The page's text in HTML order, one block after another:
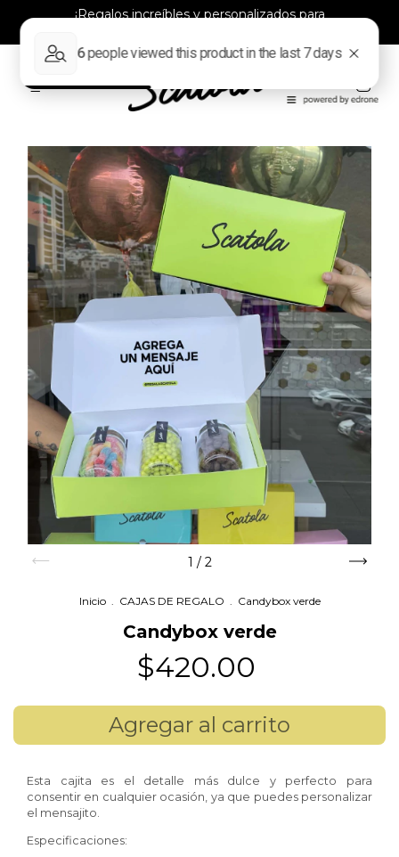
¡Regalos increíbles y personalizados para
1 / 2
Inicio CAJAS DE REGALO Candybox verde
Candybox verde
$420.00
Esta cajita es el detalle más dulce y perfecto para
consentir en cualquier ocasión, ya que puedes personalizar
el mensajito.
Especificaciones: